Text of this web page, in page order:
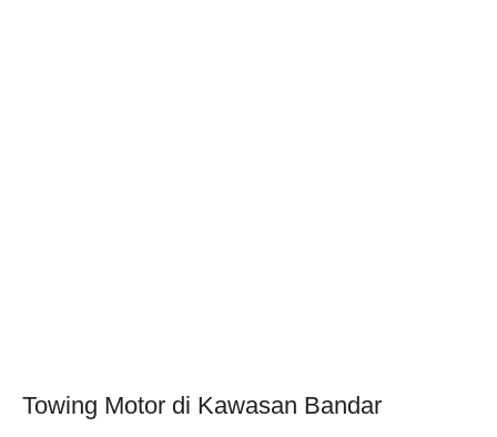
Towing Motor di Kawasan Bandar